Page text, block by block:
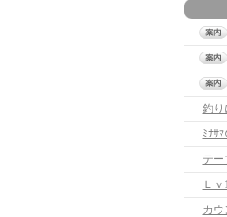
釣り
ﾐﾅｻ
テ
Ｌ
カ